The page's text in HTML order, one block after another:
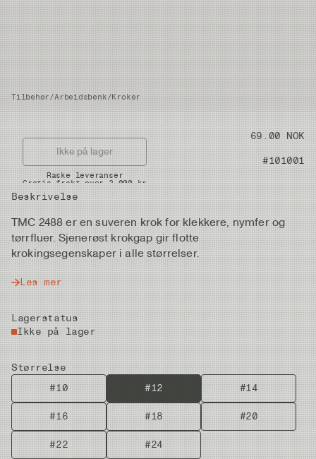
Tilbehør/Arbeidsbenk/Kroker
Pris 69.00 NOK
Artikkelnummer #101001
Beskrivelse
TMC 2488 er en suveren krok for klekkere, nymfer og
tørrfluer. Sjenerøst krokgap gir flotte
krokingsegenskaper i alle størrelser.
Les mer
Lagerstatus
Ikke på lager
Størrelse
#10
#12 #14
#16 #18 #20
#22
#24
Ikke på lager
Raske leveranser
Gratis frakt over 2.000 kr